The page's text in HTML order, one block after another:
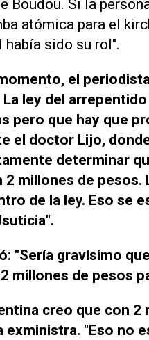
Boudou. Si la
atómica para el
había sido su rol".
el
ley del
pero que hay que
el doctor Lijo,
determinar
2 millones de
de la ley. Eso se
"Sería gravísimo
millones de pesos
creo que con
exministra. "Eso no